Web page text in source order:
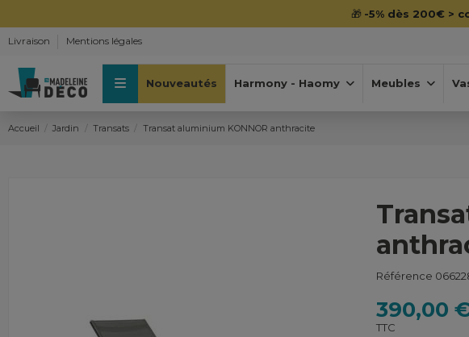
🎁 -5% dès 200€ >
Livraison Mentions légales
Nouveautés Harmony - Haomy Meubles
Accueil Jardin Transats Transat aluminium KONNOR anthracite
Référence
390,00
TTC